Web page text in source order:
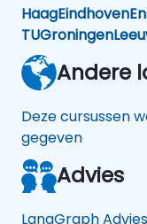
HaagEindhoven
TUGroningen
Andere
Deze cursussen
gegeven
Advies
LangGraph Advies